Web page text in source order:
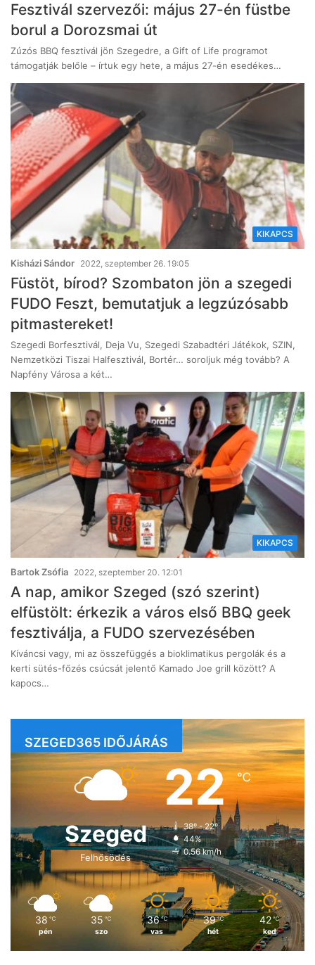
Fesztivál szervezői: május 27-én füstbe
borul a Dorozsmai út
Zúzós BBQ fesztivál jön Szegedre, a Gift of Life programot
támogatják belőle – írtuk egy hete, a május 27-én esedékes…
KIKAPCS
Kisházi Sándor 2022, szeptember 26. 19:05
Füstöt, bírod? Szombaton jön a szegedi
FUDO Feszt, bemutatjuk a legzúzósabb
pitmastereket!
Szegedi Borfesztivál, Deja Vu, Szegedi Szabadtéri Játékok, SZIN,
Nemzetközi Tiszai Halfesztivál, Bortér… soroljuk még tovább? A
Napfény Városa a két…
KIKAPCS
Bartok Zsófia 2022, szeptember 20. 12:01
A nap, amikor Szeged (szó szerint)
elfüstölt: érkezik a város első BBQ geek
fesztiválja, a FUDO szervezésében
Kíváncsi vagy, mi az összefüggés a bioklimatikus pergolák és a
kerti sütés-főzés csúcsát jelentő Kamado Joe grill között? A
kapocs…
SZEGED365 IDŐJÁRÁS
Szeged
Felhősödés
22℃
38º - 22º
44%
0.56 km/h
38 ℃
pén
35 ℃
szo
36 ℃
vas
39 ℃
hét
42 ℃
ked